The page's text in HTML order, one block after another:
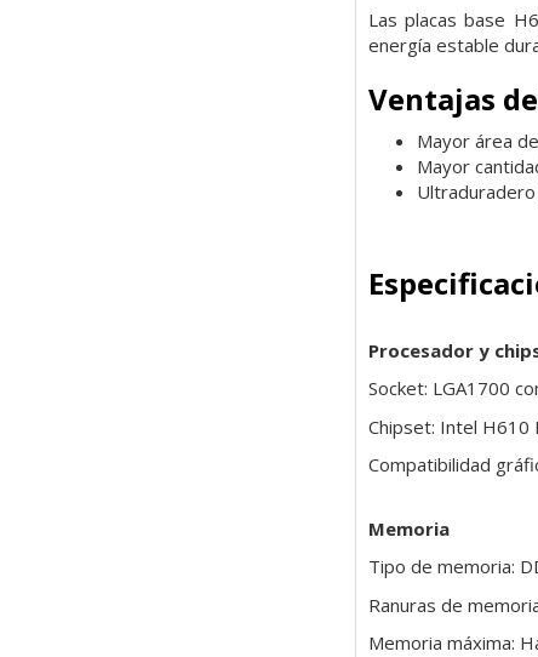
Las placas base
energía estable
Ventajas
Mayor área
Mayor
Procesador y
Socket: LGA1700
Chipset: Intel H610
Compatibilidad
Memoria
Tipo de memoria:
Ranuras de
Memoria máxima: